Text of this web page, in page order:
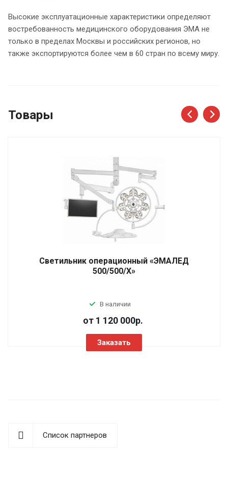
Высокие эксплуатационные характеристики определяют
востребованность медицинского оборудования ЭМА не
только в пределах Москвы и российских регионов, но
также экспортируются более чем в 60 стран по всему миру.
Товары
Светильник операционный «ЭМАЛЕД
500/500/X»
В наличии
от 1 120 000р.
Заказать
Список партнеров